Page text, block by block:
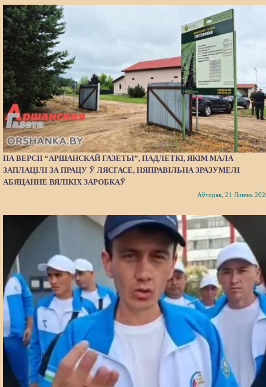
ПА ВЕРСІІ “АРШАНСКАЙ ГАЗЕТЫ”, ПАДЛЕТКІ, ЯКІМ МАЛА
ЗАПЛАЦІЛІ ЗА ПРАЦУ Ў ЛЯСГАСЕ, НЯПРАВІЛЬНА ЗРАЗУМЕЛІ
АБЯЦАННЕ ВЯЛІКІХ ЗАРОБКАЎ
Аўторак, 21 Ліпень